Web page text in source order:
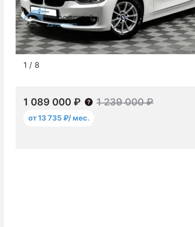
1 / 8
1 089 000 ₽ 1 239 000 ₽
от 13 735 ₽/ мес.